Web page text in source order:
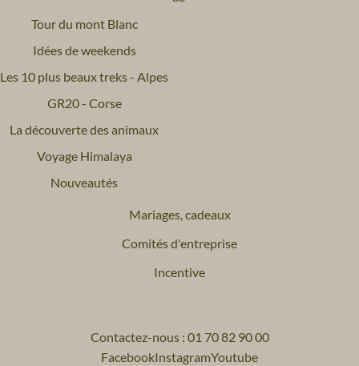
Tour du mont Blanc
Idées de weekends
Les 10 plus beaux treks - Alpes
GR20 - Corse
La découverte des animaux
Voyage Himalaya
Nouveautés
Mariages, cadeaux
Comités d'entreprise
Incentive
Contactez-nous : 01 70 82 90 00
FacebookInstagramYoutube